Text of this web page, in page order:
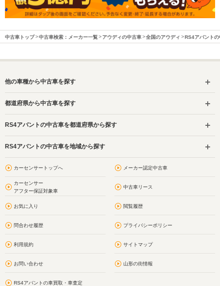
中古車トップ 中古車検索：メーカー一覧 アウディの中古車 全国のアウディ RS4アバントの
他の車種から中古車を探す
都道府県から中古車を探す
RS4アバントの中古車を都道府県から探す
RS4アバントの中古車を地域から探す
カーセンサートップへ メーカー認定中古車
カーセンサー
アフター保証対象車
中古車リース
お気に入り 閲覧履歴
問合わせ履歴 プライバシーポリシー
利用規約 サイトマップ
お問い合わせ 山形の街情報
RS4アバントの車買取・車査定